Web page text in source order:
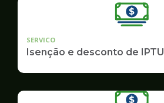
SERVICO
Isenção e desconto de IPTU